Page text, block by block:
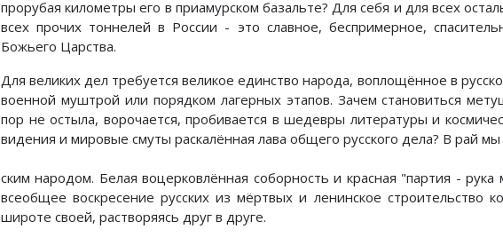
прорубая километры его в приамурском базальте? Для себя и для всех
всех прочих тоннелей в России - это славное, беспримерное,
Божьего Царства.
Для великих дел требуется великое единство народа, воплощённое в
военной муштрой или порядком лагерных этапов. Зачем становиться
пор не остыла, ворочается, пробивается в шедевры литературы и
видения и мировые смуты раскалённая лава общего русского дела? В рай
ским народом. Белая воцерковлённая соборность и красная "партия - рука
всеобщее воскресение русских из мёртвых и ленинское строительство
широте своей, растворяясь друг в друге.